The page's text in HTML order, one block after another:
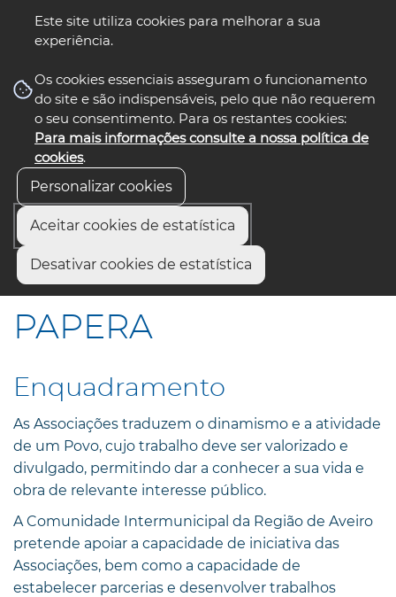
Este site utiliza cookies para melhorar a sua
experiência.
Os cookies essenciais asseguram o funcionamento
do site e são indispensáveis, pelo que não requerem
o seu consentimento. Para os restantes cookies:
Para mais informações consulte a nossa política de
cookies.
Personalizar cookies
Aceitar cookies de estatística
Desativar cookies de estatística
nos select language
Início
Cultura, Turismo e Património
PAPERA
PAPERA
Enquadramento
As Associações traduzem o dinamismo e a atividade
de um Povo, cujo trabalho deve ser valorizado e
divulgado, permitindo dar a conhecer a sua vida e
obra de relevante interesse público.
A Comunidade Intermunicipal da Região de Aveiro
pretende apoiar a capacidade de iniciativa das
Associações, bem como a capacidade de
estabelecer parcerias e desenvolver trabalhos